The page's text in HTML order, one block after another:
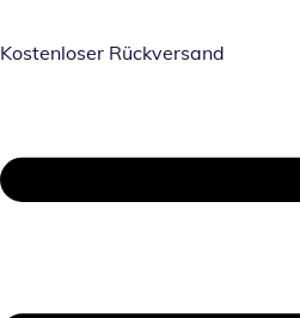
Kostenloser Rückversand